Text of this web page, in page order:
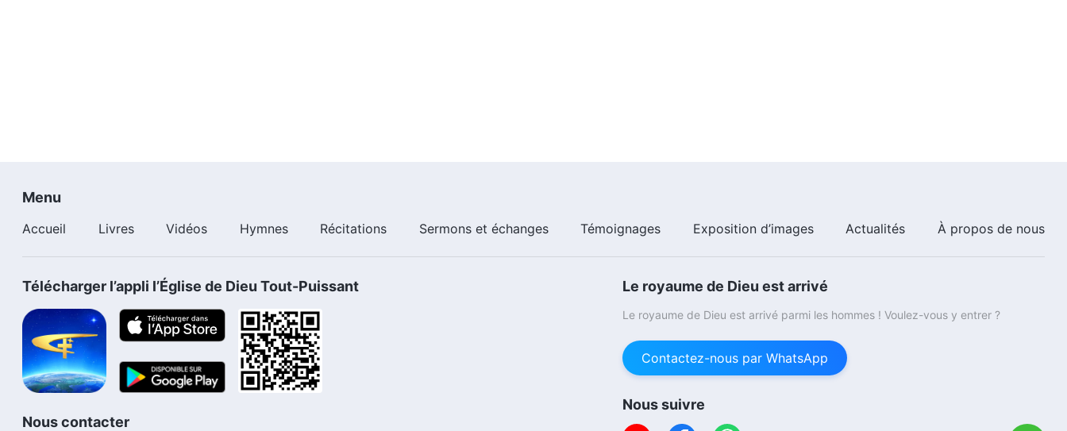
Menu
Accueil Livres Vidéos Hymnes Récitations Sermons et échanges Témoignages Exposition d’images Actualités À propos de nous
Télécharger l’appli l’Église de Dieu Tout-Puissant
Nous contacter
Le royaume de Dieu est arrivé
Le royaume de Dieu est arrivé parmi les hommes ! Voulez-vous y entrer ?
Contactez-nous par WhatsApp
Nous suivre